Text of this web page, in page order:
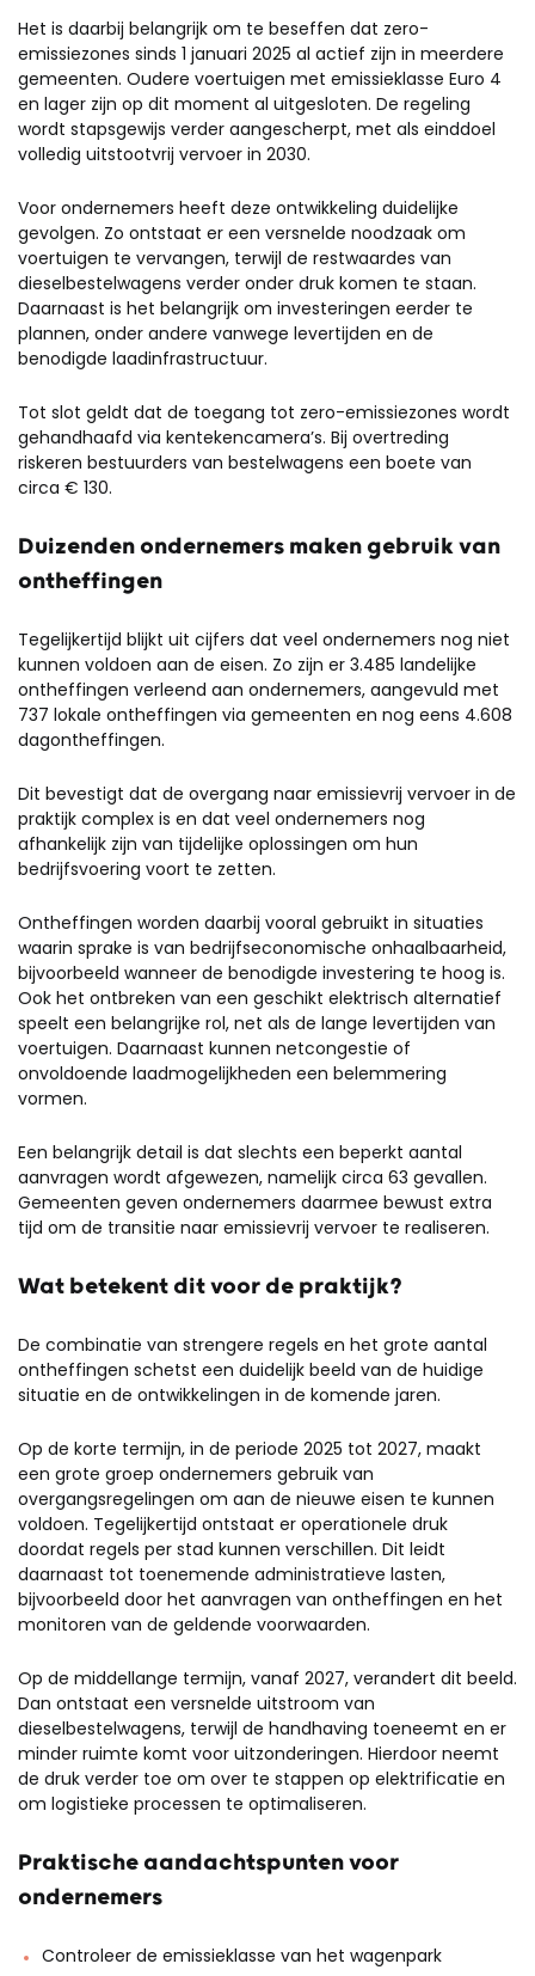
Het is daarbij belangrijk om te beseffen dat zero-
emissiezones sinds 1 januari 2025 al actief zijn in meerdere
gemeenten. Oudere voertuigen met emissieklasse Euro 4
en lager zijn op dit moment al uitgesloten. De regeling
wordt stapsgewijs verder aangescherpt, met als einddoel
volledig uitstootvrij vervoer in 2030.
Voor ondernemers heeft deze ontwikkeling duidelijke
gevolgen. Zo ontstaat er een versnelde noodzaak om
voertuigen te vervangen, terwijl de restwaardes van
dieselbestelwagens verder onder druk komen te staan.
Daarnaast is het belangrijk om investeringen eerder te
plannen, onder andere vanwege levertijden en de
benodigde laadinfrastructuur.
Tot slot geldt dat de toegang tot zero-emissiezones wordt
gehandhaafd via kentekencamera’s. Bij overtreding
riskeren bestuurders van bestelwagens een boete van
circa € 130.
Duizenden ondernemers maken gebruik van
ontheffingen
Tegelijkertijd blijkt uit cijfers dat veel ondernemers nog niet
kunnen voldoen aan de eisen. Zo zijn er 3.485 landelijke
ontheffingen verleend aan ondernemers, aangevuld met
737 lokale ontheffingen via gemeenten en nog eens 4.608
dagontheffingen.
Dit bevestigt dat de overgang naar emissievrij vervoer in de
praktijk complex is en dat veel ondernemers nog
afhankelijk zijn van tijdelijke oplossingen om hun
bedrijfsvoering voort te zetten.
Ontheffingen worden daarbij vooral gebruikt in situaties
waarin sprake is van bedrijfseconomische onhaalbaarheid,
bijvoorbeeld wanneer de benodigde investering te hoog is.
Ook het ontbreken van een geschikt elektrisch alternatief
speelt een belangrijke rol, net als de lange levertijden van
voertuigen. Daarnaast kunnen netcongestie of
onvoldoende laadmogelijkheden een belemmering
vormen.
Een belangrijk detail is dat slechts een beperkt aantal
aanvragen wordt afgewezen, namelijk circa 63 gevallen.
Gemeenten geven ondernemers daarmee bewust extra
tijd om de transitie naar emissievrij vervoer te realiseren.
Wat betekent dit voor de praktijk?
De combinatie van strengere regels en het grote aantal
ontheffingen schetst een duidelijk beeld van de huidige
situatie en de ontwikkelingen in de komende jaren.
Op de korte termijn, in de periode 2025 tot 2027, maakt
een grote groep ondernemers gebruik van
overgangsregelingen om aan de nieuwe eisen te kunnen
voldoen. Tegelijkertijd ontstaat er operationele druk
doordat regels per stad kunnen verschillen. Dit leidt
daarnaast tot toenemende administratieve lasten,
bijvoorbeeld door het aanvragen van ontheffingen en het
monitoren van de geldende voorwaarden.
Op de middellange termijn, vanaf 2027, verandert dit beeld.
Dan ontstaat een versnelde uitstroom van
dieselbestelwagens, terwijl de handhaving toeneemt en er
minder ruimte komt voor uitzonderingen. Hierdoor neemt
de druk verder toe om over te stappen op elektrificatie en
om logistieke processen te optimaliseren.
Praktische aandachtspunten voor
ondernemers
Controleer de emissieklasse van het wagenpark